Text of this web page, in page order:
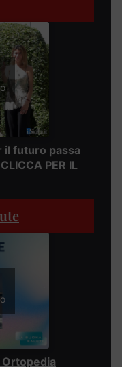
il futuro passa
PER IL
Ortopedia